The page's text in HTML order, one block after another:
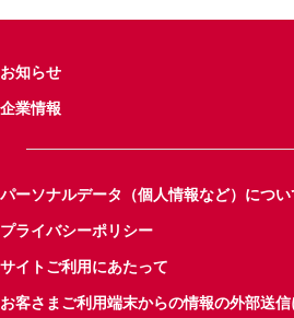
お知らせ
企業情報
パーソナルデータ（個人情報など）につい
プライバシーポリシー
サイトご利用にあたって
お客さまご利用端末からの情報の外部送信